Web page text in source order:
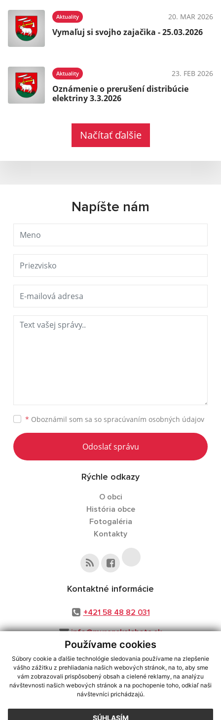
Používame cookies
Súbory cookie a ďalšie technológie sledovania používame na zlepšenie
vášho zážitku z prehliadania našich webových stránok, na to, aby sme
vám zobrazovali prispôsobený obsah a cielené reklamy, na analýzu
návštevnosti našich webových stránok a na pochopenie toho, odkiaľ naši
návštevníci prichádzajú.
SÚHLASÍM
Aktuality 20. MAR 2026
Vymaľuj si svojho zajačika - 25.03.2026
Aktuality 23. FEB 2026
Oznámenie o prerušení distribúcie
elektriny 3.3.2026
Načítať ďalšie
Napíšte nám
* Oboznámil som sa so spracúvaním osobných údajov
Odoslať správu
Rýchle odkazy
O obci
História obce
Fotogaléria
Kontakty
Kontaktné informácie
+421 58 48 82 031
info@muranskalehota.sk
využite možnosť získavania aktuálnych informácií s využitím RSS
CMS systém (redakčný) systém ECHELON 2,Mapa stránok,web portál
webex.digital, s.r.o.,domény,registrácia domény